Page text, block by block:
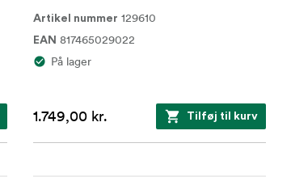
Artikel nummer 129610
EAN 817465029022
På lager
1.749,00 kr. Tilføj til kurv